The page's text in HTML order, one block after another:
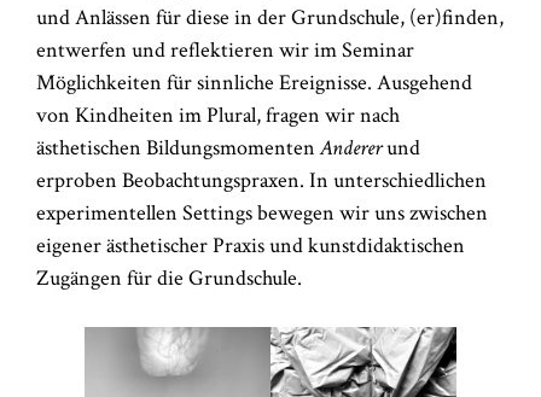
und Anlässen für diese in der Grundschule, (er)finden,
entwerfen und reflektieren wir im Seminar
Möglichkeiten für sinnliche Ereignisse. Ausgehend
von Kindheiten im Plural, fragen wir nach
ästhetischen BildungsmomentenAndererund
erproben Beobachtungspraxen. In unterschiedlichen
experimentellen Settings bewegen wir uns zwischen
eigener ästhetischer Praxis und kunstdidaktischen
Zugängen für die Grundschule.